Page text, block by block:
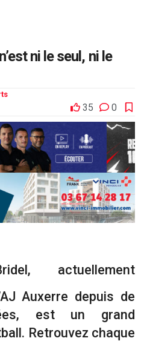
ni le seul, ni le
35 0
actuellement
Auxerre depuis de
est un grand
Retrouvez chaque